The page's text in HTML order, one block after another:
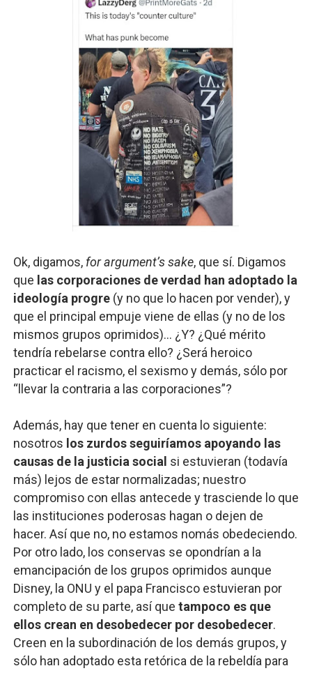
Ok, digamos, for argument’s sake, que sí. Digamos
que las corporaciones de verdad han adoptado la
ideología progre(y no que lo hacen por vender), y
que el principal empuje viene de ellas (y no de los
mismos grupos oprimidos)... ¿Y? ¿Qué mérito
tendría rebelarse contra ello? ¿Será heroico
practicar el racismo, el sexismo y demás, sólo por
“llevar la contraria a las corporaciones”?
Además, hay que tener en cuenta lo siguiente:
nosotros los zurdos seguiríamos apoyando las
causas de la justicia social si estuvieran (todavía
más) lejos de estar normalizadas; nuestro
compromiso con ellas antecede y trasciende lo que
las instituciones poderosas hagan o dejen de
hacer. Así que no, no estamos nomás obedeciendo.
Por otro lado, los conservas se opondrían a la
emancipación de los grupos oprimidos aunque
Disney, la ONU y el papa Francisco estuvieran por
completo de su parte, así que tampoco es que
ellos crean en desobedecer por desobedecer.
Creen en la subordinación de los demás grupos, y
sólo han adoptado esta retórica de la rebeldía para